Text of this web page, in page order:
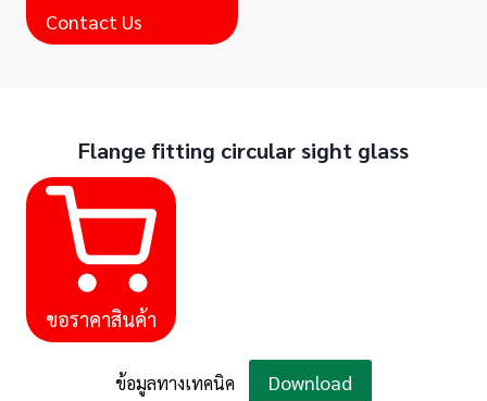
Contact Us
Flange fitting circular sight glass
ขอราคาสินค้า
ข้อมูลทางเทคนิค Download